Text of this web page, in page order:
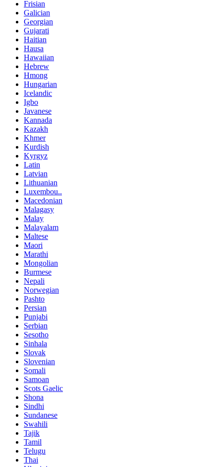
Frisian
Galician
Georgian
Gujarati
Haitian
Hausa
Hawaiian
Hebrew
Hmong
Hungarian
Icelandic
Igbo
Javanese
Kannada
Kazakh
Khmer
Kurdish
Kyrgyz
Latin
Latvian
Lithuanian
Luxembou..
Macedonian
Malagasy
Malay
Malayalam
Maltese
Maori
Marathi
Mongolian
Burmese
Nepali
Norwegian
Pashto
Persian
Punjabi
Serbian
Sesotho
Sinhala
Slovak
Slovenian
Somali
Samoan
Scots Gaelic
Shona
Sindhi
Sundanese
Swahili
Tajik
Tamil
Telugu
Thai